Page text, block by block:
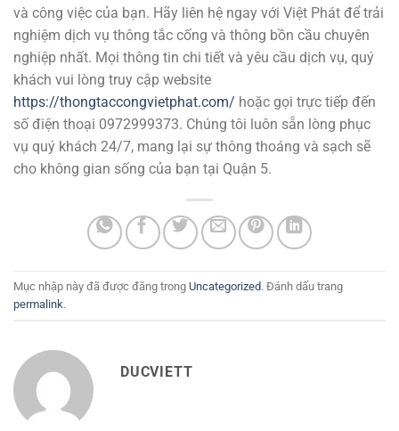
và công việc của bạn. Hãy liên hệ ngay với Việt Phát để trải
nghiệm dịch vụ thông tắc cống và thông bồn cầu chuyên
nghiệp nhất. Mọi thông tin chi tiết và yêu cầu dịch vụ, quý
khách vui lòng truy cập website
https://thongtaccongvietphat.com/ hoặc gọi trực tiếp đến
số điện thoại 0972999373. Chúng tôi luôn sẵn lòng phục
vụ quý khách 24/7, mang lại sự thông thoáng và sạch sẽ
cho không gian sống của bạn tại Quận 5.
Mục nhập này đã được đăng trong Uncategorized. Đánh dấu trang
permalink.
DUCVIETT